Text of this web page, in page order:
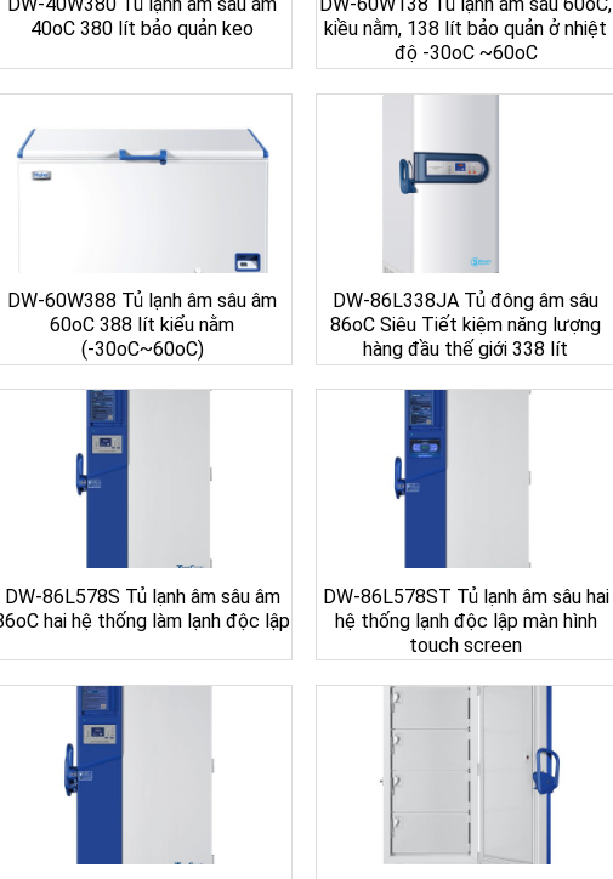
DW-40W380 Tủ lạnh âm sâu âm
40oC 380 lít bảo quản keo
DW-60W138 Tủ lạnh âm sâu 60oC,
kiều nằm, 138 lít bảo quản ở nhiệt
độ -30oC ~60oC
DW-60W388 Tủ lạnh âm sâu âm
60oC 388 lít kiểu nằm
(-30oC~60oC)
DW-86L338JA Tủ đông âm sâu
86oC Siêu Tiết kiệm năng lượng
hàng đầu thế giới 338 lít
DW-86L578S Tủ lạnh âm sâu âm
hai hệ thống làm lạnh độc lập
DW-86L578ST Tủ lạnh âm sâu hai
hệ thống lạnh độc lập màn hình
touch screen